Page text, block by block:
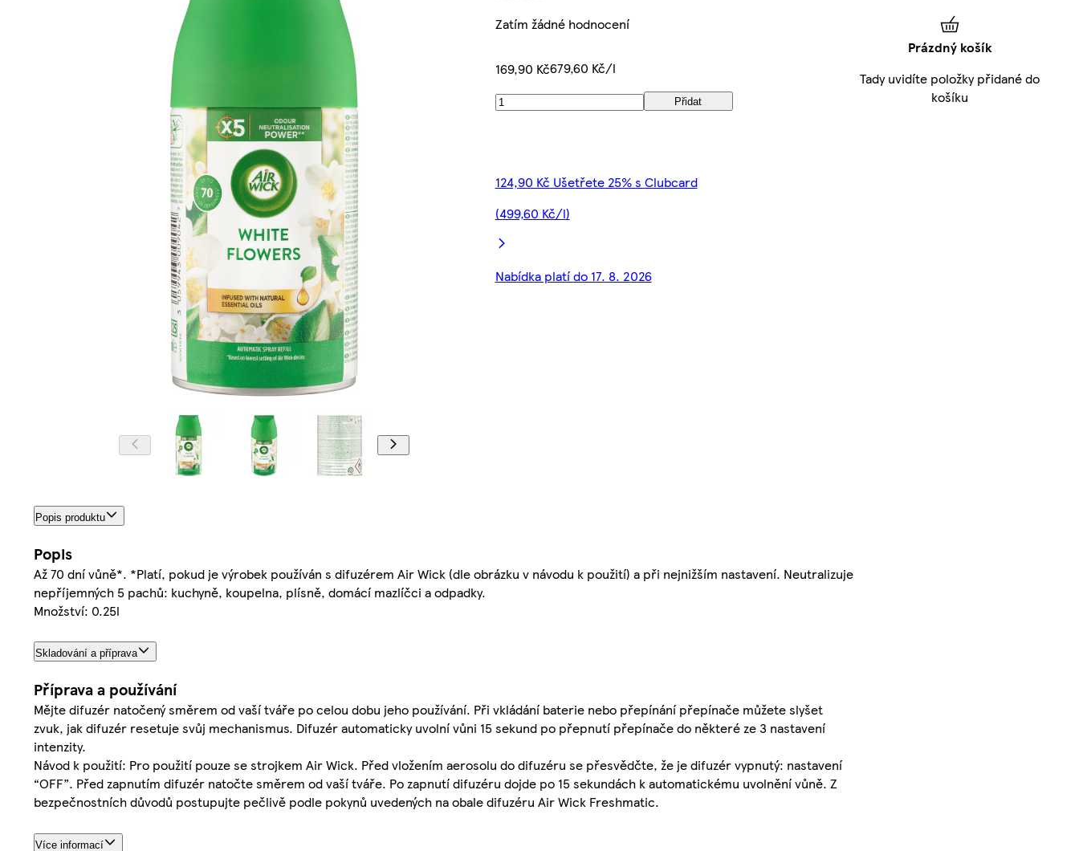
Zatím žádné hodnocení
169,90 Kč679,60 Kč/l
Přidat
124,90 Kč Ušetřete 25% s Clubcard
(499,60 Kč/l)
Nabídka platí do 17. 8. 2026
Popis produktu
Popis
Až 70 dní vůně*. *Platí, pokud je výrobek používán s difuzérem Air Wick (dle obrázku v návodu k použití) a při nejnižším nastavení. Neutralizuje
nepříjemných 5 pachů: kuchyně, koupelna, plísně, domácí mazlíčci a odpadky.
Množství: 0.25l
Skladování a příprava
Příprava a používání
Mějte difuzér natočený směrem od vaší tváře po celou dobu jeho používání. Při vkládání baterie nebo přepínání přepínače můžete slyšet
zvuk, jak difuzér resetuje svůj mechanismus. Difuzér automaticky uvolní vůni 15 sekund po přepnutí přepínače do některé ze 3 nastavení
intenzity.
Návod k použití: Pro použití pouze se strojkem Air Wick. Před vložením aerosolu do difuzéru se přesvědčte, že je difuzér vypnutý: nastavení
“OFF”. Před zapnutím difuzér natočte směrem od vaší tváře. Po zapnutí difuzéru dojde po 15 sekundách k automatickému uvolnění vůně. Z
bezpečnostních důvodů postupujte pečlivě podle pokynů uvedených na obale difuzéru Air Wick Freshmatic.
Více informací
Prázdný košík
Tady uvidíte položky přidané do
košíku